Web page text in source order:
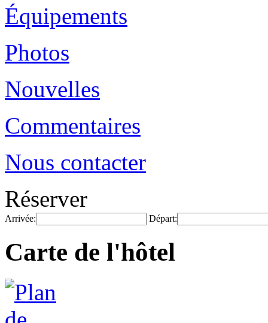
Équipements
Photos
Nouvelles
Commentaires
Nous contacter
Réserver
Arrivée: Départ:
Carte de l'hôtel